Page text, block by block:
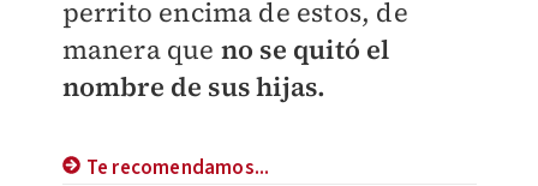
perrito encima de estos, de
manera que no se quitó el
nombre de sus hijas.
Te recomendamos...